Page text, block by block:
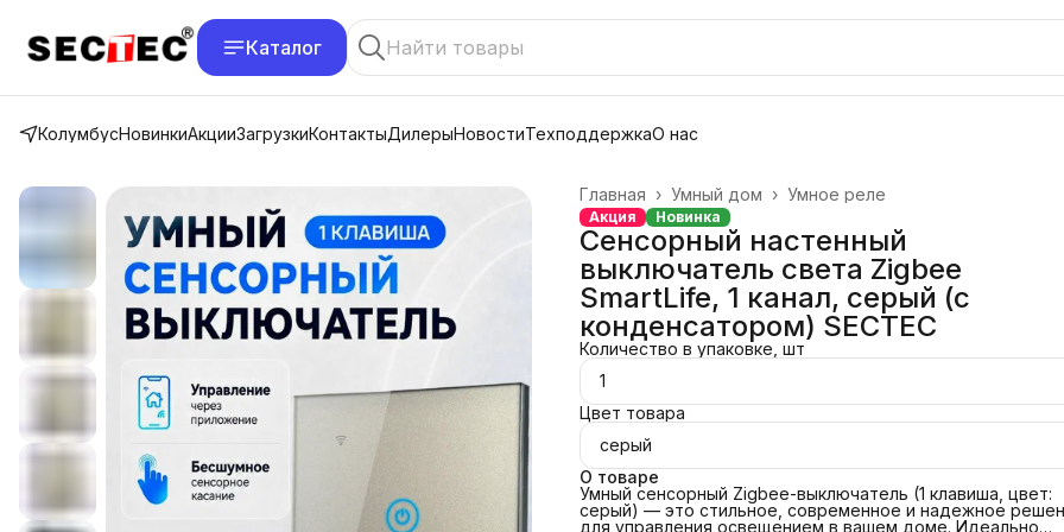
Каталог
КолумбусНовинкиАкцииЗагрузкиКонтактыДилерыНовостиТехподдержкаО нас
Умное реле
Умный дом ›
Главная ›
Акция Новинка
Сенсорный настенный
выключатель света Zigbee
SmartLife, 1 канал, серый (с
конденсатором) SECTEC
Количество в упаковке, шт
1
Цвет товара
серый
О товаре
Умный сенсорный Zigbee-выключатель (1 клавиша, цвет:
серый) — это стильное, современное и надежное
для управления освещением в вашем доме. Идеально